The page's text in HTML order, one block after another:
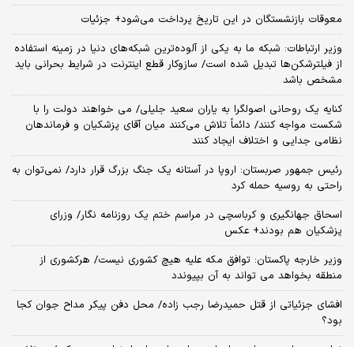
معوقات بازنشستگان در این تاریخ پرداخت می‌شود+ جزئیات
وزیر ارتباطات: شبکه ما به یکی از آلوده‌ترین شبکه‌های دنیا در زمینه استفاده
از فیلترشکن‌ها تبدیل شده است/ سازوکار قطع اینترنت در شرایط بحرانی باید
مشخص باشد
کنایه یک روحانی اصولگرا به یاران سعید جلیلی/ می خواهند دولت را با
شکست مواجه کنند/ دائماً تلاش می‌کنند میان آقای پزشکیان و فرماندهان
نظامی جدایی و اختلاف ایجاد کنند
رئیس جمهور صربستان: اروپا در آستانه یک جنگ بزرگ قرار دارد/ نمی‌توان به
راحتی به روسیه حمله کرد
اسحاق جهانگیری و کرباسچی در مراسم ختم یک روزنامه نگار/ وزرای
پزشکیان هم بودند+ عکس
وزیر خارجه پاکستان: توافق مکه علیه هیچ کشوری نیست/ هرکشوری از
منطقه بخواهد می تواند به آن بپیوندد
افشای جزئیاتی از قتل حمیدرضا رجب زاده/ محل دفن پیکر مداح جوان کجا
بود؟